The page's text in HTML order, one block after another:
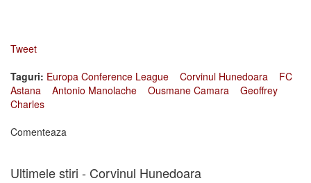
Tweet
Taguri: Europa Conference League Corvinul Hunedoara
FC
Astana
Antonio Manolache Ousmane Camara
Geoffrey
Charles
Comenteaza
Ultimele stiri - Corvinul Hunedoara